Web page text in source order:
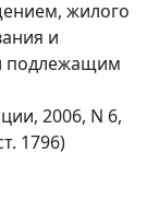
жилого
и
подлежащим
2006, N 6,
1796)